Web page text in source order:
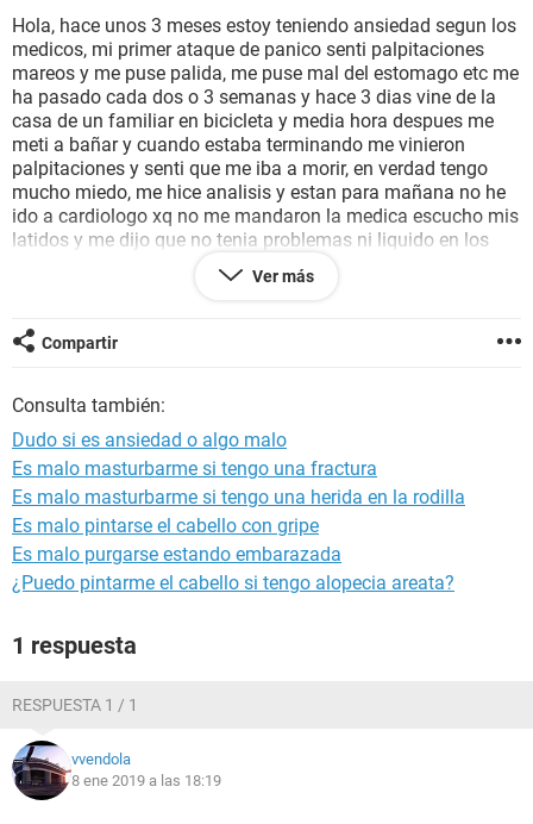
BIENESTAR
SEXUALIDAD
GLOSARIO
Hola, hace unos 3 meses estoy teniendo ansiedad segun los
medicos, mi primer ataque de panico senti palpitaciones
mareos y me puse palida, me puse mal del estomago etc me
ha pasado cada dos o 3 semanas y hace 3 dias vine de la
casa de un familiar en bicicleta y media hora despues me
meti a bañar y cuando estaba terminando me vinieron
palpitaciones y senti que me iba a morir, en verdad tengo
mucho miedo, me hice analisis y estan para mañana no he
ido a cardiologo xq no me mandaron la medica escucho mis
latidos y me dijo que no tenia problemas ni liquido en los
pulmones y la verdad estoy mal, tengo hambre pero no
como porque siento el estomago lleno, me dan ganas de
responder
Ver más
Compartir
Consulta también:
Dudo si es ansiedad o algo malo
Es malo masturbarme si tengo una fractura
Es malo masturbarme si tengo una herida en la rodilla
Es malo pintarse el cabello con gripe
Es malo purgarse estando embarazada
¿Puedo pintarme el cabello si tengo alopecia areata?
1 respuesta
RESPUESTA 1 / 1
vvendola
8 ene 2019 a las 18:19